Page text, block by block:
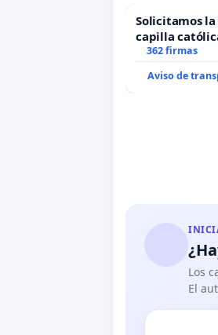
Solicitamos
capilla
Alcañiz
362 firmas
Aviso de
Los
El